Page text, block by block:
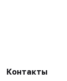
Контакты